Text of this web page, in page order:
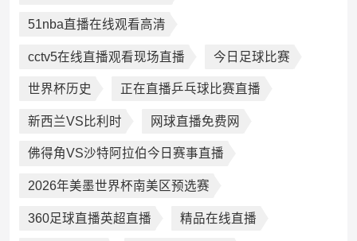
51nba直播在线观看高清
cctv5在线直播观看现场直播 今日足球比赛
世界杯历史 正在直播乒乓球比赛直播
新西兰VS比利时 网球直播免费网
佛得角VS沙特阿拉伯今日赛事直播
2026年美墨世界杯南美区预选赛
360足球直播英超直播 精品在线直播